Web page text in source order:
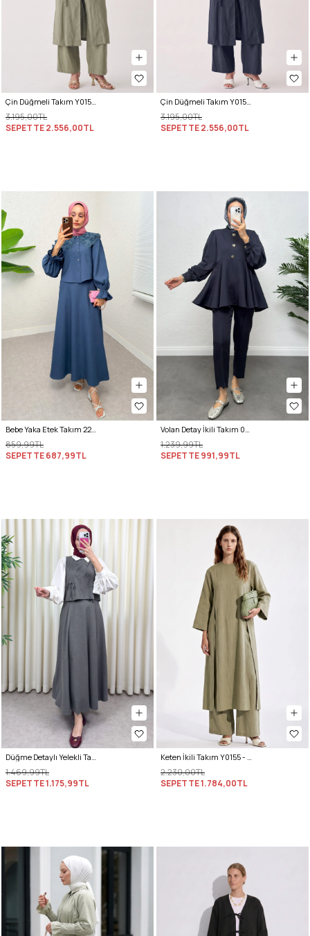
Çin Düğmeli Takım Y0157 - HAKİ
3.195,00TL
SEPETTE2.556,00TL
Çin Düğmeli Takım Y0157 - LACİVERT
3.195,00TL
SEPETTE2.556,00TL
Bebe Yaka Etek Takım 2255 - İNDİGO
859,99TL
SEPETTE687,99TL
Volan Detay İkili Takım 0071 - LACİVERT
1.239,99TL
SEPETTE991,99TL
Düğme Detaylı Yelekli Takım 0049 - GRİ
1.469,99TL
SEPETTE1.175,99TL
Keten İkili Takım Y0155 - AÇIK HAKİ
2.230,00TL
SEPETTE1.784,00TL